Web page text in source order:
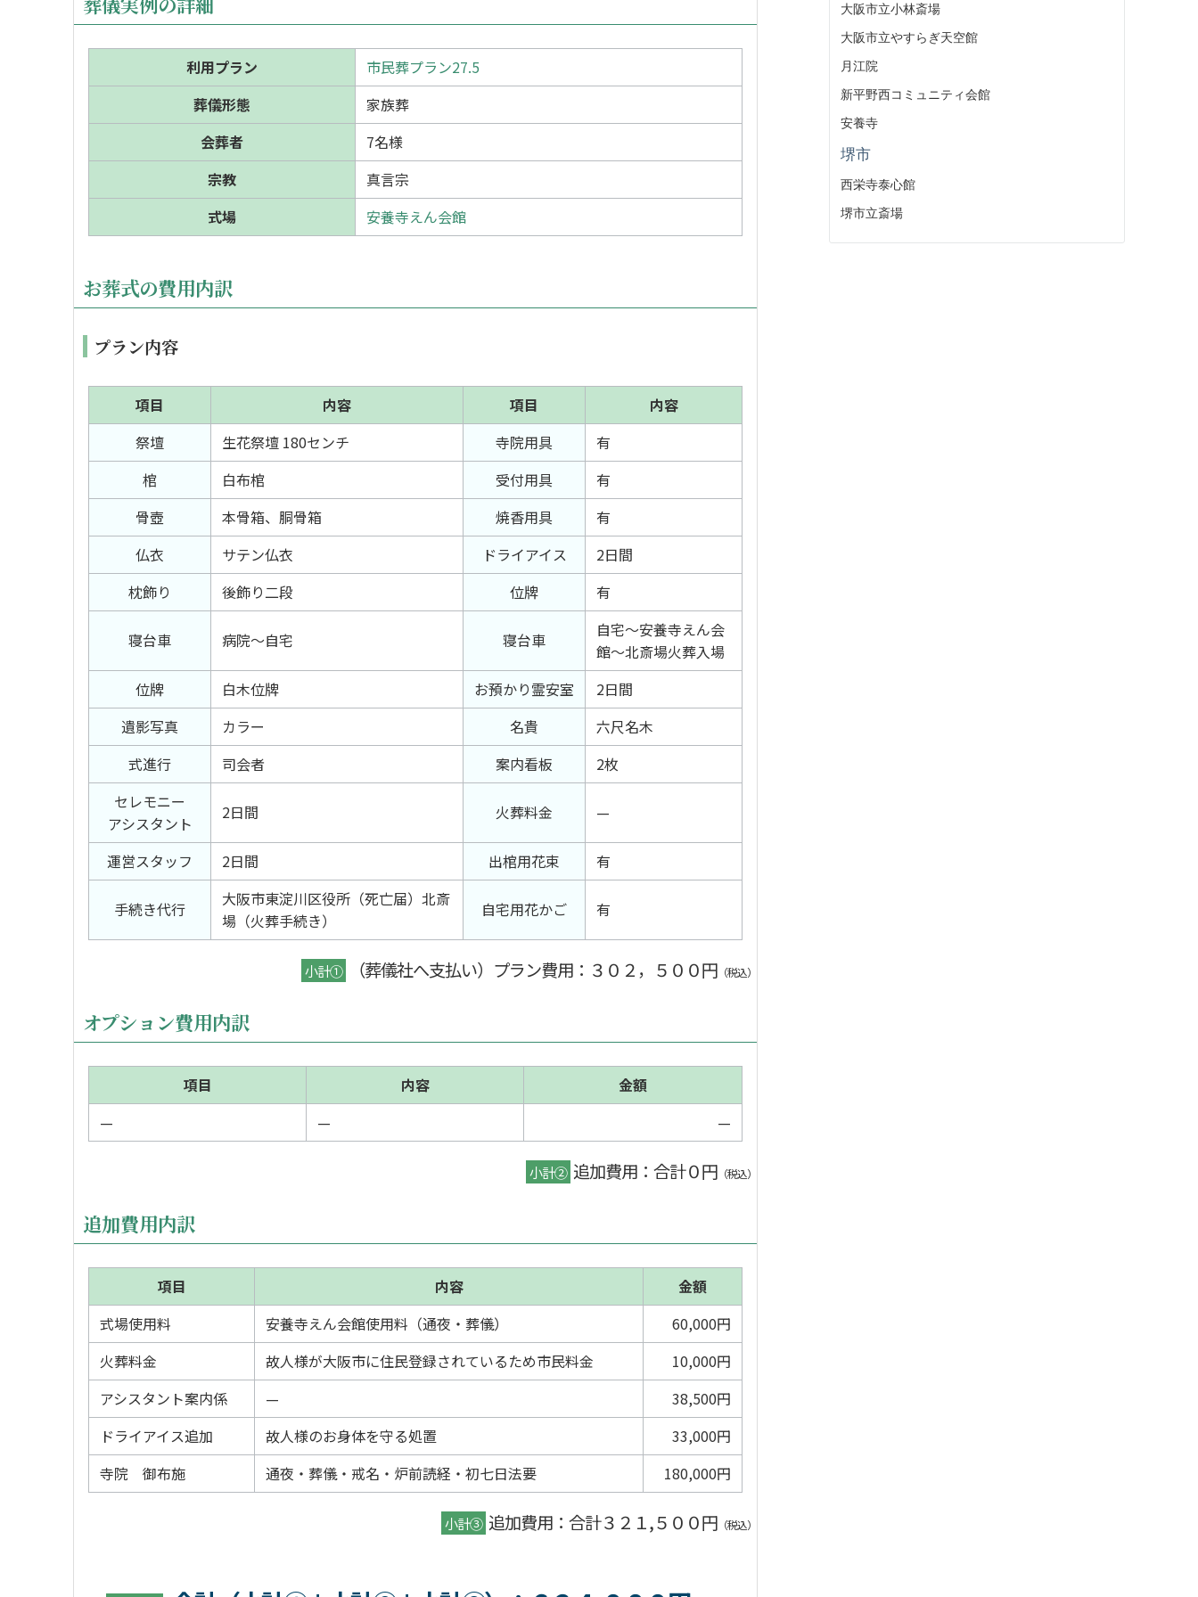
利用プラン
市民葬プラン27.5
葬儀形態
家族葬
会葬者
7名様
宗教
真言宗
式場
安養寺えん会館
お葬式の費用内訳
プラン内容
項目 内容 項目
内容
祭壇
生花祭壇 180センチ 寺院用具
有
棺
白布棺 受付用具
有
骨壺
本骨箱、胴骨箱 焼香用具
有
仏衣
サテン仏衣 ドライアイス
2日間
枕飾り
後飾り二段 位牌 有
寝台車 病院〜自宅 寝台車
自宅～安養寺えん会
館～北斎場火葬入場
位牌
白木位牌 お預かり霊安室
2日間
遺影写真
カラー 名貴
六尺名木
式進行
司会者 案内看板
2枚
セレモニー
アシスタント
2日間 火葬料金 —
運営スタッフ 2日間 出棺用花束 有
手続き代行
大阪市東淀川区役所（死亡届）北斎
場（火葬手続き）
自宅用花かご 有
小計① （葬儀社へ支払い）プラン費用 ：３０２，５００円 （税込）
オプション費用内訳
項目 内容
金額
—
— —
小計② 追加費用：合計０円 （税込）
追加費用内訳
項目 内容
金額
式場使用料
安養寺えん会館使用料（通夜・葬儀）
60,000円
火葬料金
故人様が大阪市に住民登録されているため市民料金
10,000円
アシスタント案内係
—
38,500円
ドライアイス追加
故人様のお身体を守る処置
33,000円
寺院 御布施
通夜・葬儀・戒名・炉前読経・初七日法要 180,000円
小計③ 追加費用：合計３２１,５００円 （税込）
大阪市立小林斎場
大阪市立やすらぎ天空館
月江院
新平野西コミュニティ会館
安養寺
堺市
西栄寺泰心館
堺市立斎場